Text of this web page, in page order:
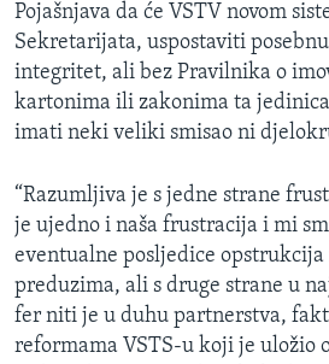
Pojašnjava da će VSTV novom
Sekretarijata, uspostaviti
integritet, ali bez Pravilnika o
kartonima ili zakonima ta
imati neki veliki smisao ni
“Razumljiva je s jedne strane
je ujedno i naša frustracija i mi
eventualne posljedice
preduzima, ali s druge strane u
fer niti je u duhu partnerstva,
reformama VSTS-u koji je uložio